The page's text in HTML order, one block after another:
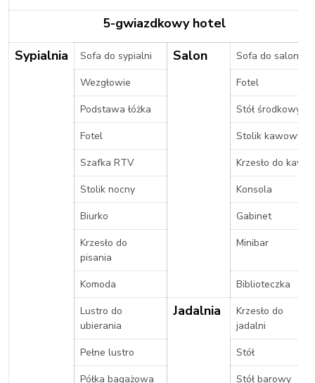
5-gwiazdkowy hotel
Sypialnia
Sofa do sypialni Salon
Sofa do salonu
Wezgłowie
Fotel
Podstawa łóżka
Stół środkowy
Fotel
Stolik kawowy
Szafka RTV
Krzesło do kawy
Stolik nocny
Konsola
Biurko
Gabinet
Krzesło do
pisania
Minibar
Komoda
Biblioteczka
Lustro do
ubierania
Jadalnia
Krzesło do
jadalni
Pełne lustro
Stół
Półka bagażowa
Stół barowy